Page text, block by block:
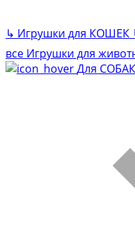
↳ Игрушки для КОШЕК
все Игрушки для
Для СОБАК